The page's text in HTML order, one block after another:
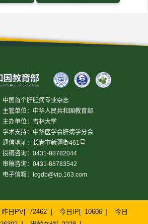
中国首个肝胆病专业杂志
主管单位：中华人民共和国教育部
主办单位：吉林大学
学术支持：中华医学会肝病学分会
通信地址：长春市新疆街461号
投稿咨询：0431-88782044
审稿咨询：0431-88783542
电子信箱：
lcgdb@vip.163.com
昨日PV[ 72462 ] 今日IP[ 10606 ]
今日